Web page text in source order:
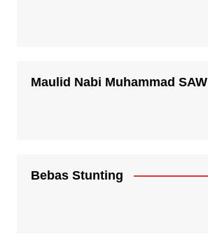
Maulid Nabi Muhammad SAW
Bebas Stunting